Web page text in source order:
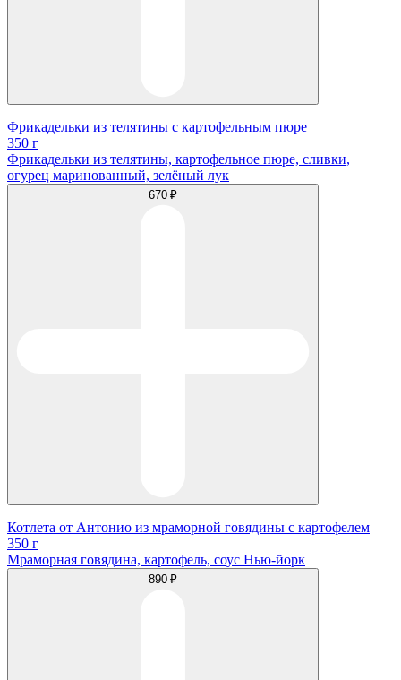
Фрикадельки из телятины с картофельным пюре
350 г
Фрикадельки из телятины, картофельное пюре, сливки,
огурец маринованный, зелёный лук
670 ₽
Котлета от Антонио из мраморной говядины с картофелем
350 г
Мраморная говядина, картофель, соус Нью-йорк
890 ₽